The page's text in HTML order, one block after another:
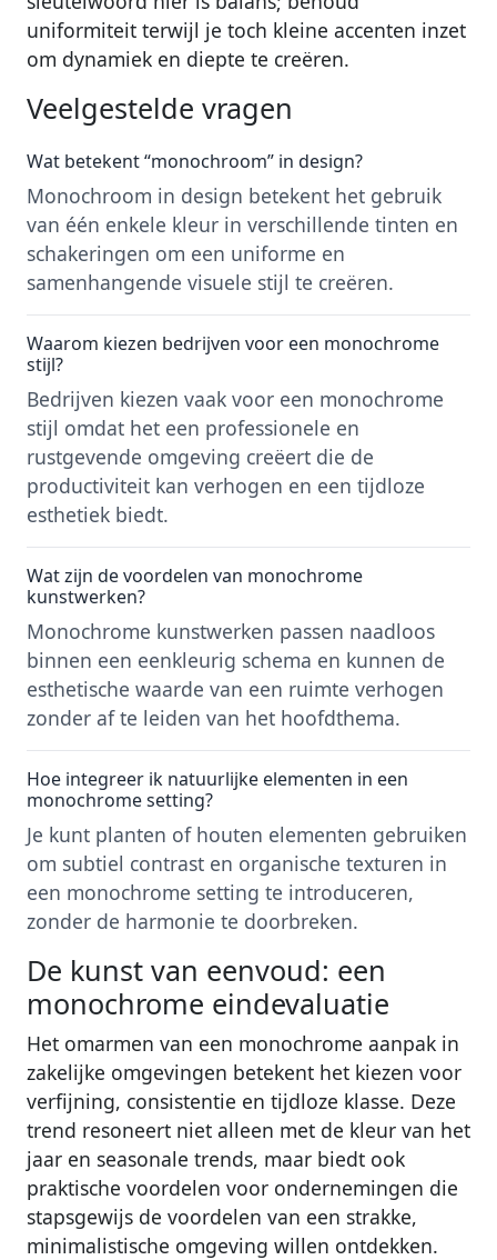
uniformiteit terwijl je toch kleine accenten inzet
om dynamiek en diepte te creëren.
Veelgestelde vragen
Wat betekent “monochroom” in design?
Monochroom in design betekent het gebruik
van één enkele kleur in verschillende tinten en
schakeringen om een uniforme en
samenhangende visuele stijl te creëren.
Waarom kiezen bedrijven voor een monochrome
stijl?
Bedrijven kiezen vaak voor een monochrome
stijl omdat het een professionele en
rustgevende omgeving creëert die de
productiviteit kan verhogen en een tijdloze
esthetiek biedt.
Wat zijn de voordelen van monochrome
kunstwerken?
Monochrome kunstwerken passen naadloos
binnen een eenkleurig schema en kunnen de
esthetische waarde van een ruimte verhogen
zonder af te leiden van het hoofdthema.
Hoe integreer ik natuurlijke elementen in een
monochrome setting?
Je kunt planten of houten elementen gebruiken
om subtiel contrast en organische texturen in
een monochrome setting te introduceren,
zonder de harmonie te doorbreken.
De kunst van eenvoud: een
monochrome eindevaluatie
Het omarmen van een monochrome aanpak in
zakelijke omgevingen betekent het kiezen voor
verfijning, consistentie en tijdloze klasse. Deze
trend resoneert niet alleen met de kleur van het
jaar en seasonale trends, maar biedt ook
praktische voordelen voor ondernemingen die
stapsgewijs de voordelen van een strakke,
minimalistische omgeving willen ontdekken.